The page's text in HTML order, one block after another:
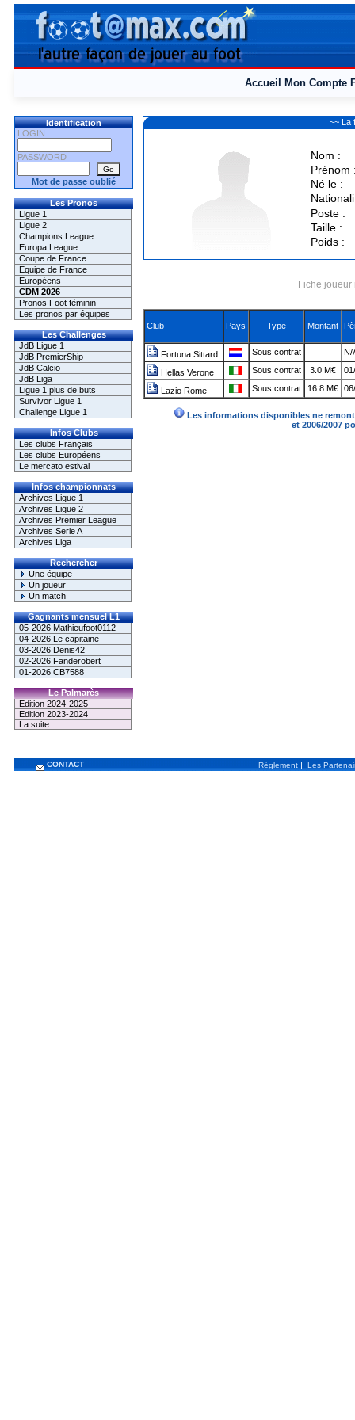
Accueil Mon Compte
Identification
LOGIN
PASSWORD
Mot de passe oublié
Les Pronos
Ligue 1
Ligue 2
Champions League
Europa League
Coupe de France
Equipe de France
Européens
CDM 2026
Pronos Foot féminin
Les pronos par équipes
Les Challenges
JdB Ligue 1
JdB PremierShip
JdB Calcio
JdB Liga
Ligue 1 plus de buts
Survivor Ligue 1
Challenge Ligue 1
Infos Clubs
Les clubs Français
Les clubs Européens
Le mercato estival
Infos championnats
Archives Ligue 1
Archives Ligue 2
Archives Premier League
Archives Serie A
Archives Liga
Rechercher
Une équipe
Un joueur
Un match
Gagnants mensuel L1
05-2026 Mathieufoot0112
04-2026 Le capitaine
03-2026 Denis42
02-2026 Fanderobert
01-2026 CB7588
Le Palmarès
Edition 2024-2025
Edition 2023-2024
La suite ...
~~ La
Nom :
Prénom
Né le :
Poste :
Taille :
Poids :
Fiche
Club Pays Type Montant
Fortuna Sittard Sous contrat N/
Hellas Verone Sous contrat 3.0 M€
Lazio Rome Sous contrat 16.8 M€
Les informations disponibles ne
et 2006/2007
CONTACT Règlement | Les